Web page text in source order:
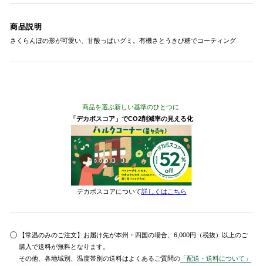
商品説明
さくらんぼの形が可愛い、甘酸っぱいグミ。有機さとうきび糖でコーティング
商品を選ぶ新しい基準のひとつに
「デカボスコア」でCO2削減率の見える化
デカボスコアについて詳しくはこちら
【常温のみのご注文】お届け先が本州・四国の場合、6,000円（税抜）以上のご
購入で送料が無料となります。
その他、各地域別、温度帯別の送料はよくあるご質問の 「配送・送料について」